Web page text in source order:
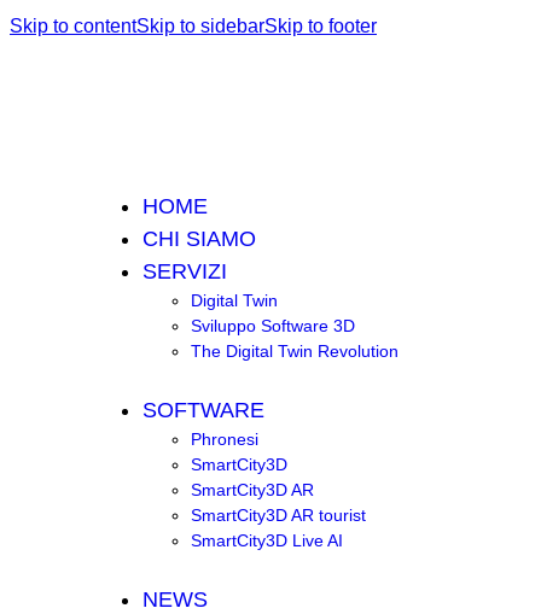
Skip to contentSkip to sidebarSkip to footer
HOME
CHI SIAMO
SERVIZI
Digital Twin
Sviluppo Software 3D
The Digital Twin Revolution
SOFTWARE
Phronesi
SmartCity3D
SmartCity3D AR
SmartCity3D AR tourist
SmartCity3D Live AI
NEWS